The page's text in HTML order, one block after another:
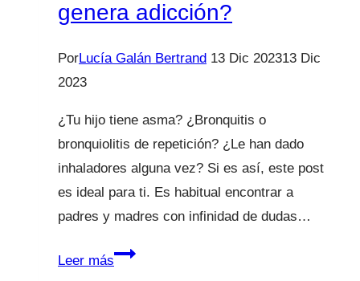
genera adicción?
PorLucía Galán Bertrand 13 Dic 202313 Dic
2023
¿Tu hijo tiene asma? ¿Bronquitis o
bronquiolitis de repetición? ¿Le han dado
inhaladores alguna vez? Si es así, este post
es ideal para ti. Es habitual encontrar a
padres y madres con infinidad de dudas…
Leer más¿El